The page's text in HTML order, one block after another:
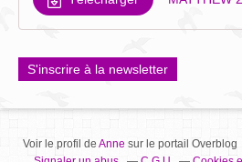
S'inscrire à la newsletter
Voir le profil de Annesur le portail Overblog